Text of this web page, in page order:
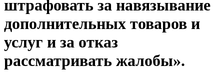
штрафовать за навязывание
дополнительных товаров и
услуг и за отказ
рассматривать жалобы».